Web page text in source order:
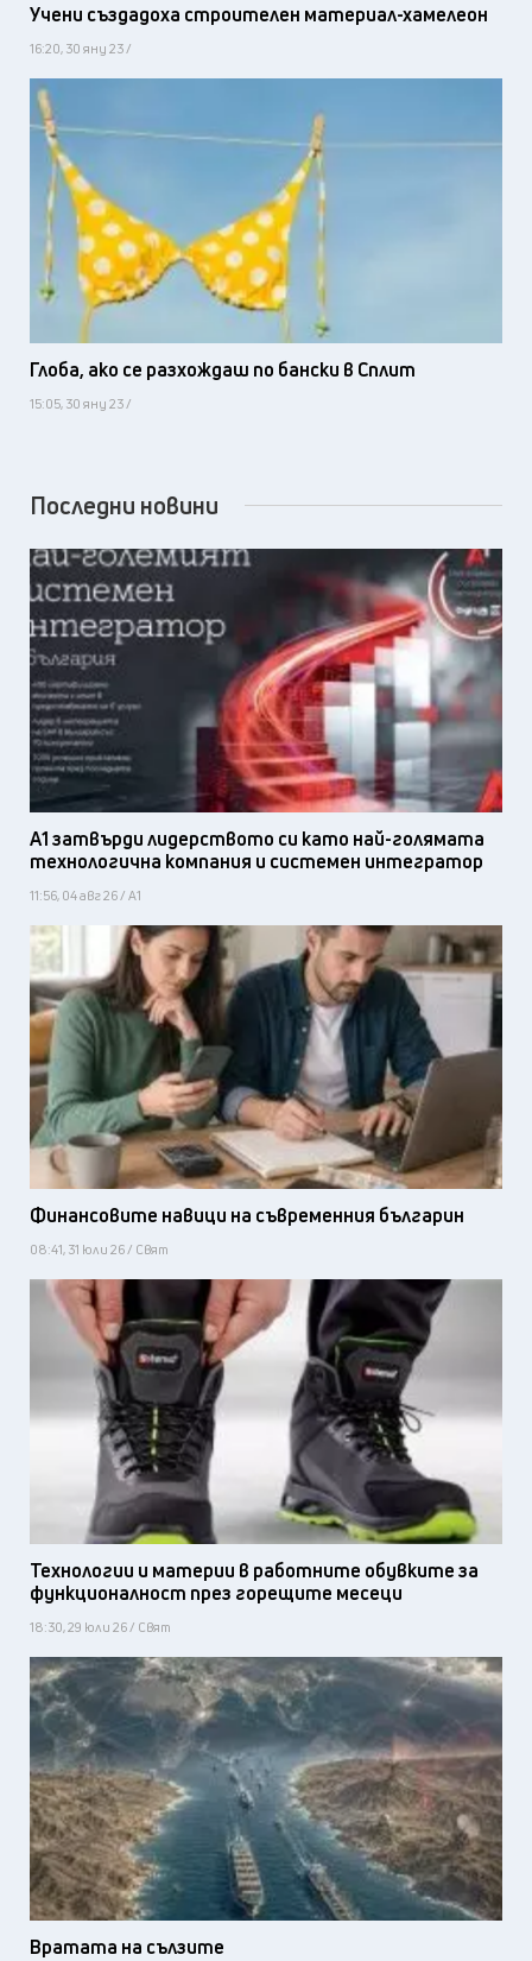
Учени създадоха строителен материал-хамелеон
16:20, 30 яну 23 /
Глоба, ако се разхождаш по бански в Сплит
15:05, 30 яну 23 /
Последни новини
А1 затвърди лидерството си като най-голямата
технологична компания и системен интегратор
11:56, 04 авг 26 / А1
Финансовите навици на съвременния българин
08:41, 31 юли 26 / Свят
Технологии и материи в работните обувките за
функционалност през горещите месеци
18:30, 29 юли 26 / Свят
Вратата на сълзите